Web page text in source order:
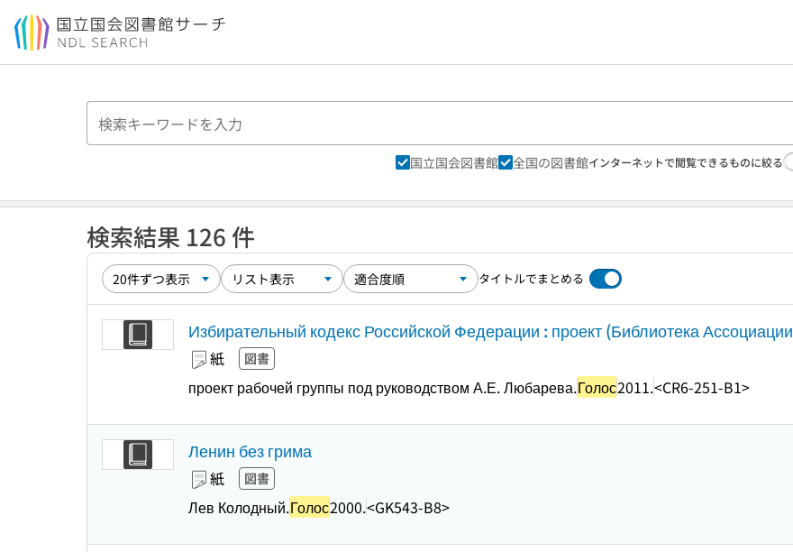
本文へ移動
国立国会図書館 全国の図書館インターネットで閲覧できるものに絞る
検索結果 126 件
タイトルでまとめる
Избирательный кодекс Российской Федерации : проект (Библиотека Ассоциации
紙 図書
проект рабочей группы под руководством А.Е. Любарева.Голос2011.<CR6-251-B1>
Ленин без грима
紙 図書
Лев Колодный.Голос2000.<GK543-B8>